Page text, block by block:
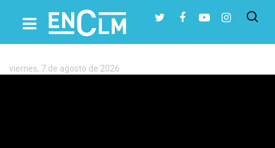
Etiqueta:
Adam
Trenado
Presiona Intro para buscar o ESC para cerrar
viernes, 7 de agosto de 2026